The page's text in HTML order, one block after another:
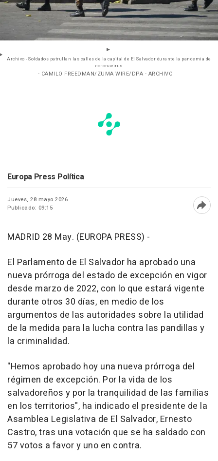
Archivo - Soldados patrullan las calles de la capital de El Salvador durante la pandemia de
coronavirus
- CAMILO FREEDMAN/ZUMA WIRE/DPA - ARCHIVO
Europa Press Política
Jueves, 28 mayo 2026
Publicado: 09:15
MADRID 28 May. (EUROPA PRESS) -
El Parlamento de El Salvador ha aprobado una
nueva prórroga del estado de excepción en vigor
desde marzo de 2022, con lo que estará vigente
durante otros 30 días, en medio de los
argumentos de las autoridades sobre la utilidad
de la medida para la lucha contra las pandillas y
la criminalidad.
"Hemos aprobado hoy una nueva prórroga del
régimen de excepción. Por la vida de los
salvadoreños y por la tranquilidad de las familias
en los territorios", ha indicado el presidente de la
Asamblea Legislativa de El Salvador, Ernesto
Castro, tras una votación que se ha saldado con
57 votos a favor y uno en contra.